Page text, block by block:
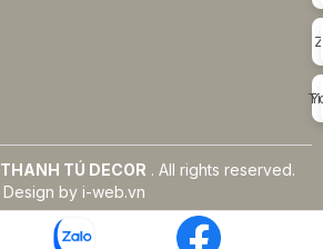
THANH TÚ DECOR . All rights reserved.
Design by i-web.vn